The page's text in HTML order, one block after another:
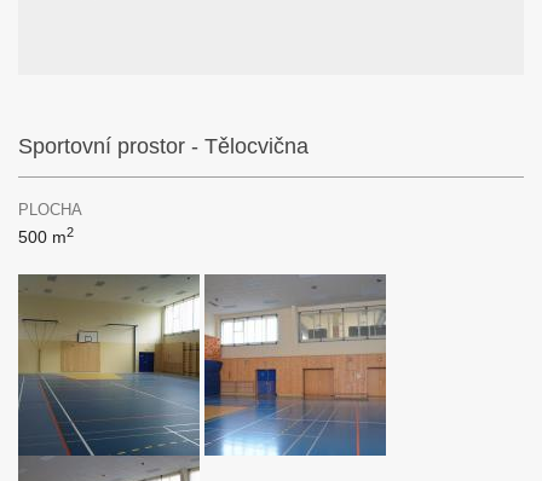
Sportovní prostor - Tělocvična
PLOCHA
500 m2